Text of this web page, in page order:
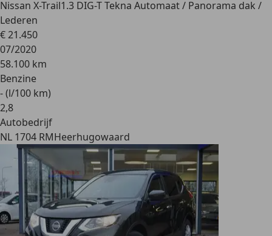
Nissan X-Trail1.3 DIG-T Tekna Automaat / Panorama dak /
Lederen
€ 21.450
07/2020
58.100 km
Benzine
- (l/100 km)
2,8
Autobedrijf
NL 1704 RMHeerhugowaard